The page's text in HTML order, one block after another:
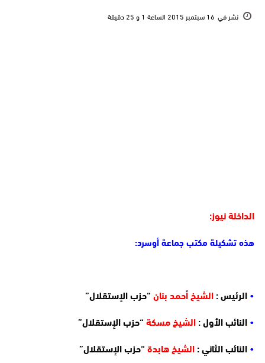
نشر في 16 سبتمبر 2015 الساعة 1 و 25 دقيقة
الداخلة نيوز:
هذه تشكيلة مكتب جماعة أوسرد:
•الرئيس :الشيخ أحمد بنان“حزب الإستقلال”
•النائب الأول :الشيخ مسكة“حزب الإستقلال”
•النائب الثاني :الشيخ هابدة“حزب الإستقلال”